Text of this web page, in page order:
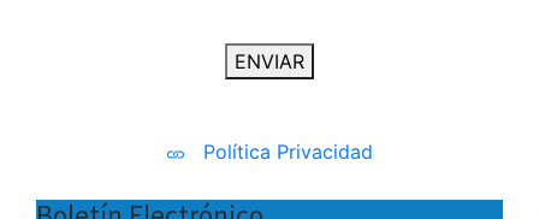
ENVIAR
Política Privacidad